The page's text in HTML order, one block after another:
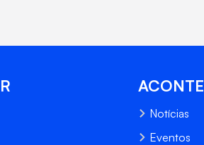
Notícias
Eventos